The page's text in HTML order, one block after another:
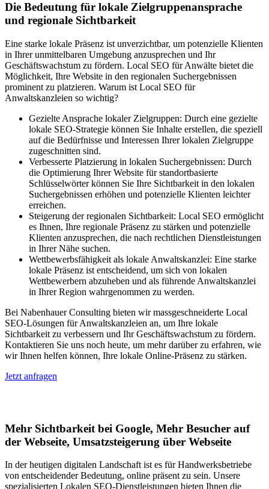
Die Bedeutung für lokale Zielgruppenansprache
und regionale Sichtbarkeit
Eine starke lokale Präsenz ist unverzichtbar, um potenzielle Klienten
in Ihrer unmittelbaren Umgebung anzusprechen und Ihr
Geschäftswachstum zu fördern. Local SEO für Anwälte bietet die
Möglichkeit, Ihre Website in den regionalen Suchergebnissen
prominent zu platzieren. Warum ist Local SEO für
Anwaltskanzleien so wichtig?
Gezielte Ansprache lokaler Zielgruppen: Durch eine gezielte
lokale SEO-Strategie können Sie Inhalte erstellen, die speziell
auf die Bedürfnisse und Interessen Ihrer lokalen Zielgruppe
zugeschnitten sind.
Verbesserte Platzierung in lokalen Suchergebnissen: Durch
die Optimierung Ihrer Website für standortbasierte
Schlüsselwörter können Sie Ihre Sichtbarkeit in den lokalen
Suchergebnissen erhöhen und potenzielle Klienten leichter
erreichen.
Steigerung der regionalen Sichtbarkeit: Local SEO ermöglicht
es Ihnen, Ihre regionale Präsenz zu stärken und potenzielle
Klienten anzusprechen, die nach rechtlichen Dienstleistungen
in Ihrer Nähe suchen.
Wettbewerbsfähigkeit als lokale Anwaltskanzlei: Eine starke
lokale Präsenz ist entscheidend, um sich von lokalen
Wettbewerbern abzuheben und als führende Anwaltskanzlei
in Ihrer Region wahrgenommen zu werden.
Bei Nabenhauer Consulting bieten wir massgeschneiderte Local
SEO-Lösungen für Anwaltskanzleien an, um Ihre lokale
Sichtbarkeit zu verbessern und Ihr Geschäftswachstum zu fördern.
Kontaktieren Sie uns noch heute, um mehr darüber zu erfahren, wie
wir Ihnen helfen können, Ihre lokale Online-Präsenz zu stärken.
Jetzt anfragen
Mehr Sichtbarkeit bei Google, Mehr Besucher auf
der Webseite, Umsatzsteigerung über Webseite
In der heutigen digitalen Landschaft ist es für Handwerksbetriebe
von entscheidender Bedeutung, online präsent zu sein. Unsere
spezialisierten Lokalen SEO-Dienstleistungen bieten Ihnen die